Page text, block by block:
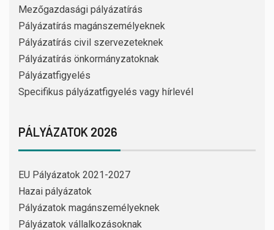
Mezőgazdasági pályázatírás
Pályázatírás magánszemélyeknek
Pályázatírás civil szervezeteknek
Pályázatírás önkormányzatoknak
Pályázatfigyelés
Specifikus pályázatfigyelés vagy hírlevél
PÁLYÁZATOK 2026
EU Pályázatok 2021-2027
Hazai pályázatok
Pályázatok magánszemélyeknek
Pályázatok vállalkozásoknak